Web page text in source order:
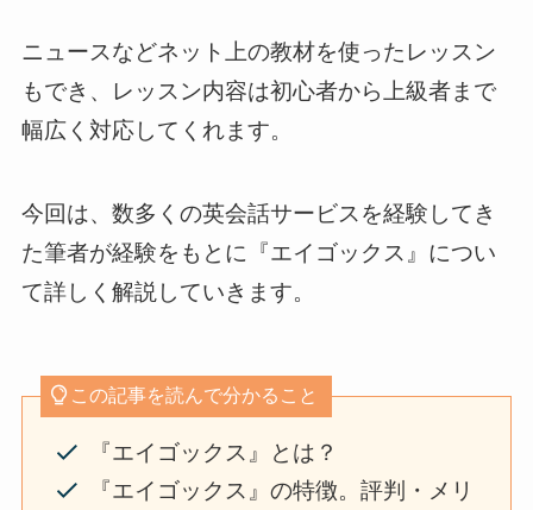
ニュースなどネット上の教材を使ったレッスン
もでき、レッスン内容は初心者から上級者まで
幅広く対応してくれます。
今回は、数多くの英会話サービスを経験してき
た筆者が経験をもとに『エイゴックス』につい
て詳しく解説していきます。
この記事を読んで分かること
『エイゴックス』とは？
『エイゴックス』の特徴。評判・メリ